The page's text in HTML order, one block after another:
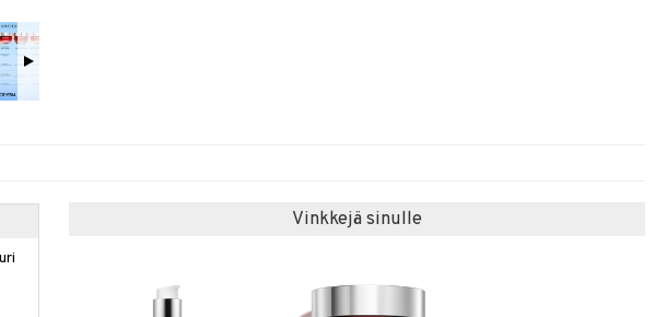
Vinkkejä sinulle